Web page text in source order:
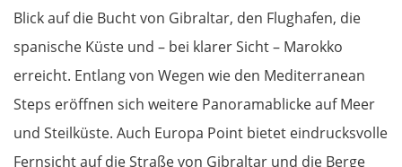
Blick auf die Bucht von Gibraltar, den Flughafen, die
spanische Küste und – bei klarer Sicht – Marokko
erreicht. Entlang von Wegen wie den Mediterranean
Steps eröffnen sich weitere Panoramablicke auf Meer
und Steilküste. Auch Europa Point bietet eindrucksvolle
Fernsicht auf die Straße von Gibraltar und die Berge
Kardschali
Griechenland